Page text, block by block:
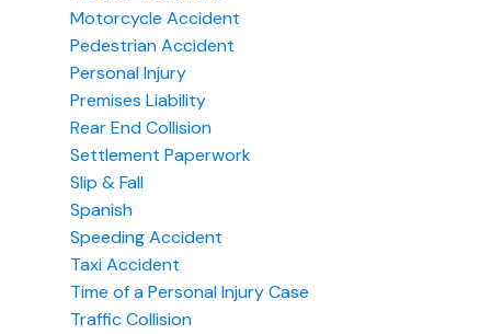
Motorcycle Accident
Pedestrian Accident
Personal Injury
Premises Liability
Rear End Collision
Settlement Paperwork
Slip & Fall
Spanish
Speeding Accident
Taxi Accident
Time of a Personal Injury Case
Traffic Collision